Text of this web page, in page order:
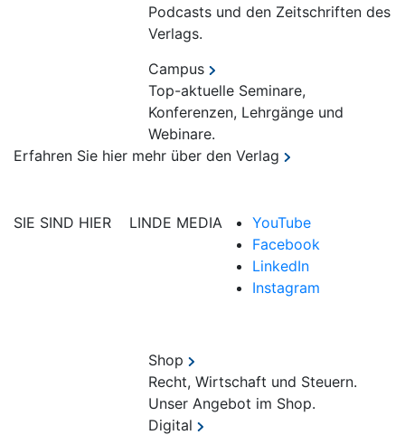
Podcasts und den Zeitschriften des
Verlags.
Campus
Top-aktuelle Seminare,
Konferenzen, Lehrgänge und
Webinare.
Erfahren Sie hier mehr über den Verlag
SIE SIND HIER LINDE MEDIA
YouTube
Facebook
LinkedIn
Instagram
Shop
Recht, Wirtschaft und Steuern.
Unser Angebot im Shop.
Digital